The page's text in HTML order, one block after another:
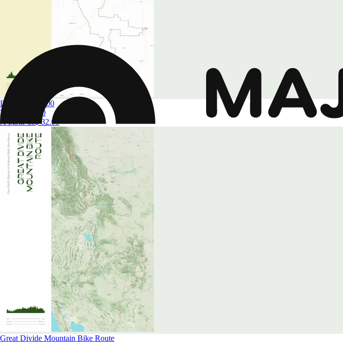
Dirty Kanza 200
Taille
A4 à A0
À partir de$ 32.09
Great Divide Mountain Bike Route